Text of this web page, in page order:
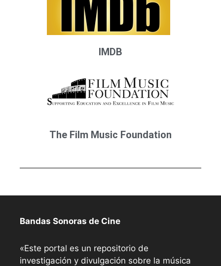
IMDB
The Film Music Foundation
Bandas Sonoras de Cine
«Este portal es un repositorio de
investigación y divulgación sobre la música